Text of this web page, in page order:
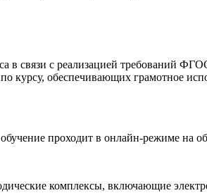
в связи с реализацией требований
курсу, обеспечивающих грамотное
проходит в онлайн-режиме на
комплексы, включающие